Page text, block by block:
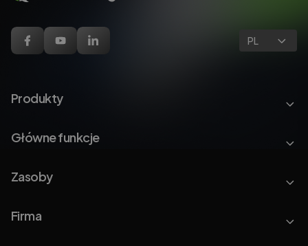
PL
Produkty
Główne funkcje
Zasoby
Firma